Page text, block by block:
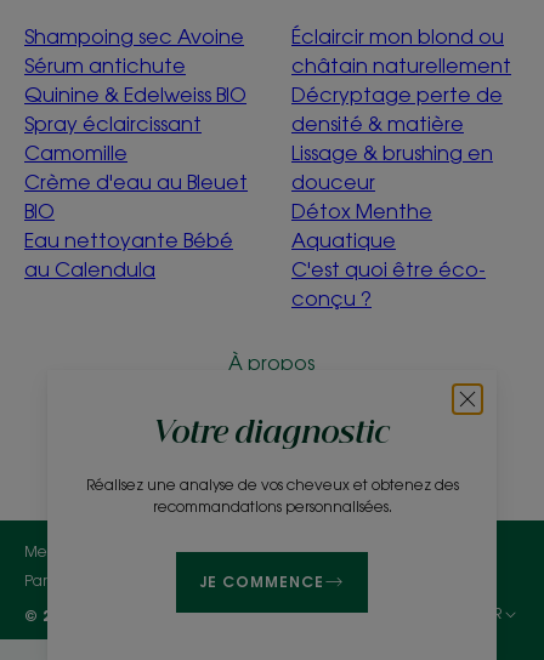
Votre diagnostic
Réalisez une analyse de vos cheveux et obtenez des
recommandations personnalisées.
JE COMMENCE
Shampoing sec Avoine
Sérum antichute
Quinine & Edelweiss BIO
Spray éclaircissant
Camomille
Crème d'eau au Bleuet
BIO
Eau nettoyante Bébé
au Calendula
Éclaircir mon blond ou
châtain naturellement
Décryptage perte de
densité & matière
Lissage & brushing en
douceur
Détox Menthe
Aquatique
C'est quoi être éco-
conçu ?
À propos
Questions fréquentes Contact
Mentions légales
Politique de confidentialité
Paramètres des cookies
© 2026 KLORANE
FR